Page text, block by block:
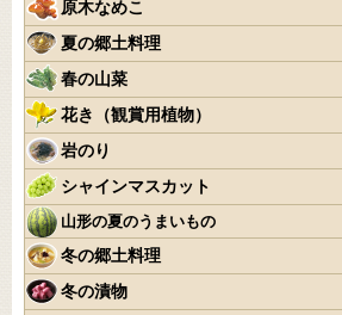
原木なめこ
夏の郷土料理
春の山菜
花き（観賞用植物）
岩のり
シャインマスカット
山形の夏のうまいもの
冬の郷土料理
冬の漬物